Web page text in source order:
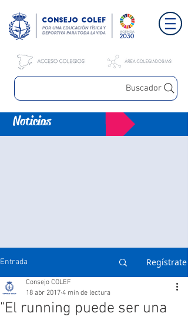
Buscador
Noticias
Entrada Regístrate
"El running puede ser una
Consejo COLEF
18 abr 2017 4 min de lectura